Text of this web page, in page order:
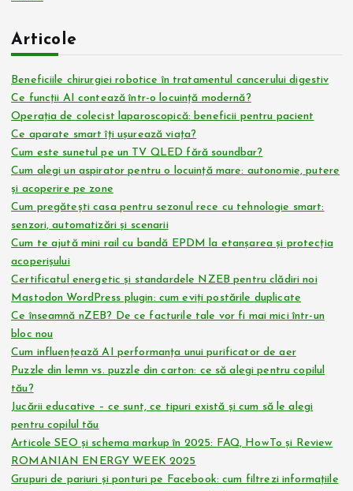
Articole
Beneficiile chirurgiei robotice în tratamentul cancerului digestiv
Ce funcții AI contează într-o locuință modernă?
Operația de colecist laparoscopică: beneficii pentru pacient
Ce aparate smart îți ușurează viața?
Cum este sunetul pe un TV QLED fără soundbar?
Cum alegi un aspirator pentru o locuință mare: autonomie, putere
și acoperire pe zone
Cum pregătești casa pentru sezonul rece cu tehnologie smart:
senzori, automatizări și scenarii
Cum te ajută mini rail cu bandă EPDM la etanșarea și protecția
acoperișului
Certificatul energetic și standardele NZEB pentru clădiri noi
Mastodon WordPress plugin: cum eviți postările duplicate
Ce înseamnă nZEB? De ce facturile tale vor fi mai mici într-un
bloc nou
Cum influențează AI performanța unui purificator de aer
Puzzle din lemn vs. puzzle din carton: ce să alegi pentru copilul
tău?
Jucării educative – ce sunt, ce tipuri există și cum să le alegi
pentru copilul tău
Articole SEO și schema markup în 2025: FAQ, HowTo și Review
ROMANIAN ENERGY WEEK 2025
Grupuri de pariuri și ponturi pe Facebook: cum filtrezi informațiile